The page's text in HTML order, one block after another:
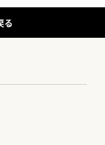
る